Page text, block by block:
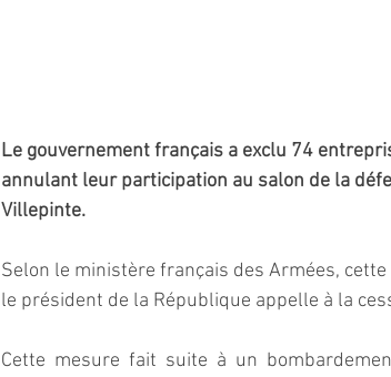
Le gouvernement français a exclu 74
annulant leur participation au salon de la
Villepinte.
Selon le ministère français des Armées,
le président de la République appelle à la
Cette mesure fait suite à un